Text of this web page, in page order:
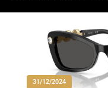
31/12/2024